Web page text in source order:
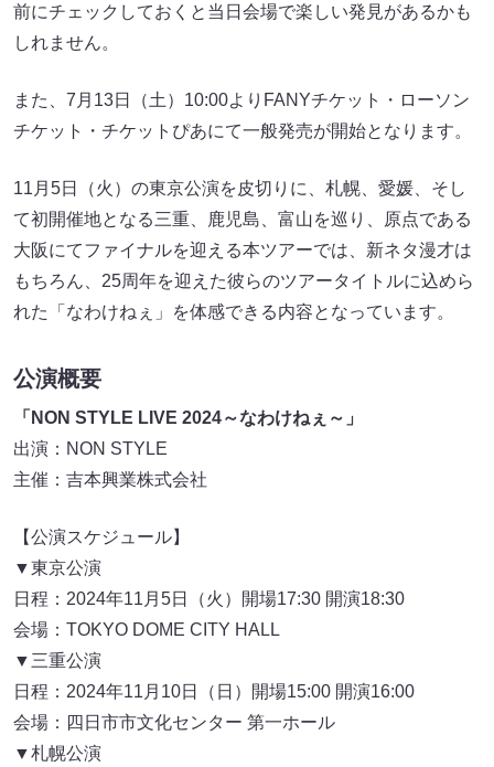
前にチェックしておくと当日会場で楽しい発見があるかも
しれません。
また、7月13日（土）10:00よりFANYチケット・ローソン
チケット・チケットぴあにて一般発売が開始となります。
11月5日（火）の東京公演を皮切りに、札幌、愛媛、そし
て初開催地となる三重、鹿児島、富山を巡り、原点である
大阪にてファイナルを迎える本ツアーでは、新ネタ漫才は
もちろん、25周年を迎えた彼らのツアータイトルに込めら
れた「なわけねぇ」を体感できる内容となっています。
公演概要
「NON STYLE LIVE 2024～なわけねぇ～」
出演：NON STYLE
主催：吉本興業株式会社
【公演スケジュール】
▼東京公演
日程：2024年11月5日（火）開場17:30 開演18:30
会場：TOKYO DOME CITY HALL
▼三重公演
日程：2024年11月10日（日）開場15:00 開演16:00
会場：四日市市文化センター 第一ホール
▼札幌公演